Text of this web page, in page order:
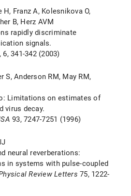
H, Franz A, Kolesnikova O,
B, Herz AVM
rapidly discriminate
signals.
6, 341-342 (2003)
S, Anderson RM, May RM,
Limitations on estimates of
virus decay.
93, 7247-7251 (1996)
neural reverberations:
in systems with pulse-coupled
Review Letters 75, 1222-